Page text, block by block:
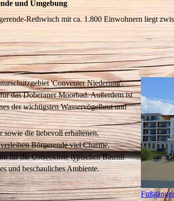
und Umgebung
Rethwisch mit ca. 1.800 Einwohnern liegt
'Conventer Niederung'.
das Doberaner Moorbad. Außerdem ist
der wichtigsten Wasservögelbrut und
sowie die liebevoll erhaltenen,
Börgerende viel Charme.
für die Ostseeküste typischen Baustil
und beschauliches Ambiente.